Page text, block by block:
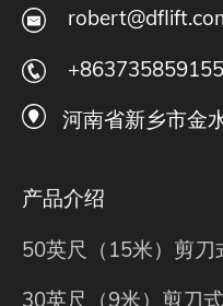
+863735859155
河南省新乡市金
产品介绍
50英尺（15米）剪刀
30英尺（9米）剪刀